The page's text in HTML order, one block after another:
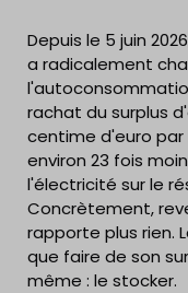
Depuis le 5 juin
a radicalement
rachat du surplus
centime d'euro par
environ 23 fois
l'électricité sur le
Concrètement,
rapporte plus rien.
que faire de son
même : le stocker.